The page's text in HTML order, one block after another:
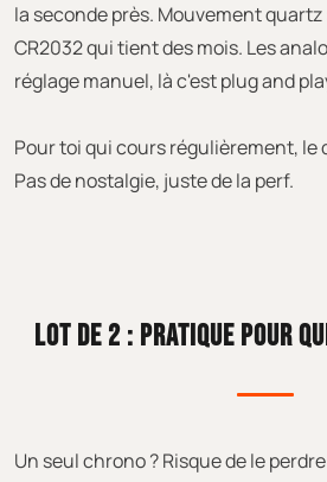
la seconde près. Mouvement quartz
CR2032 qui tient des mois. Les
réglage manuel, là c'est plug and
Pour toi qui cours régulièrement, le
Pas de nostalgie, juste de la perf.
LOT DE 2 : PRATIQUE POUR
Un seul chrono ? Risque de le